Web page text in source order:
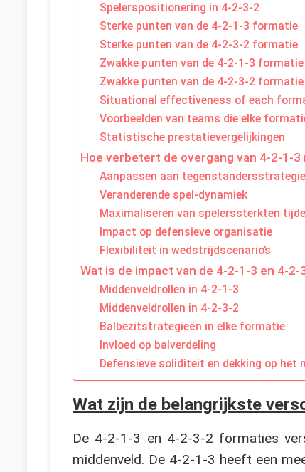
Spelerspositionering in 4-2-3-2
Sterke punten van de 4-2-1-3 formatie
Sterke punten van de 4-2-3-2 formatie
Zwakke punten van de 4-2-1-3 formatie
Zwakke punten van de 4-2-3-2 formatie
Situational effectiveness of each
Voorbeelden van teams die elke
Statistische prestatievergelijkingen
Hoe verbetert de overgang van 4-2-1-
Aanpassen aan
Veranderende spel-dynamiek
Maximaliseren van spelerssterkten
Impact op defensieve organisatie
Flexibiliteit in wedstrijdscenario’s
Wat is de impact van de 4-2-1-3 en 4-
Middenveldrollen in 4-2-1-3
Middenveldrollen in 4-2-3-2
Balbezitstrategieën in elke formatie
Invloed op balverdeling
Defensieve soliditeit en dekking op het
Wat zijn de belangrijkste
De 4-2-1-3 en 4-2-3-2 formaties
middenveld. De 4-2-1-3 heeft een